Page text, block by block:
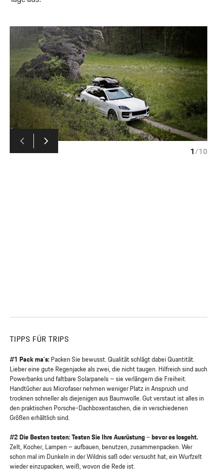
1/10
TIPPS FÜR TRIPS
#1 Pack ma’s: Packen Sie bewusst. Qualität schlägt dabei Quantität.
Lieber eine gute Regenjacke als zwei, die nicht taugen. Hilfreich sind auch
Powerbanks und faltbare Solarpanels – sie verlängern die Freiheit.
Handtücher aus Microfaser nehmen weniger Platz in Anspruch und
trocknen schneller als diejenigen aus Baumwolle. Gut verstaut ist alles in
den praktischen Porsche-Dachboxentaschen, die in verschiedenen
Größen erhältlich sind.
#2 Die Besten testen: Testen Sie Ihre Ausrüstung – bevor es losgeht.
Zelt, Kocher, Lampen – aufbauen, benutzen, zusammenpacken. Wer
schon mal im Dunkeln in der Wildnis saß oder versucht hat, ein Wurfzelt
wieder einzupacken, weiß, wovon die Rede ist.